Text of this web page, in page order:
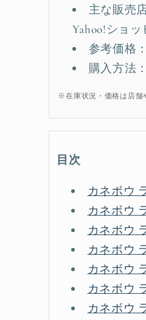
主な販売
Yahoo!ショ
参考価格
購入方法
※在庫状況・価格は店舗
目次
カネボウ
カネボウ
カネボウ
カネボウ
カネボウ
カネボウ
カネボウ